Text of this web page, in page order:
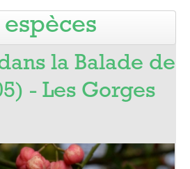
Pro
la Balade de
- Les Gorges